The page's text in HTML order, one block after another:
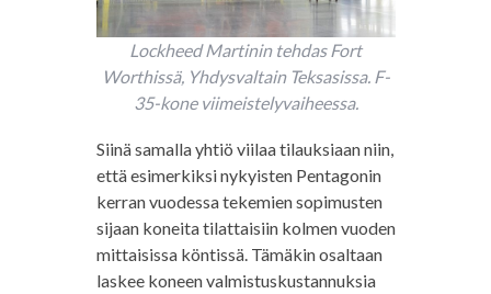
Lockheed Martinin tehdas Fort
Worthissä, Yhdysvaltain Teksasissa. F-
35-kone viimeistelyvaiheessa.
Siinä samalla yhtiö viilaa tilauksiaan niin,
että esimerkiksi nykyisten Pentagonin
kerran vuodessa tekemien sopimusten
sijaan koneita tilattaisiin kolmen vuoden
mittaisissa köntissä. Tämäkin osaltaan
laskee koneen valmistuskustannuksia